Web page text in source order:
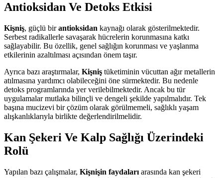
Antioksidan Ve Detoks Etkisi
Kişniş, güçlü birantioksidan kaynağı olarak gösterilmektedir.
Serbest radikallerle savaşarak hücrelerin korunmasına katkı
sağlayabilir. Bu özellik, genel sağlığın korunması ve yaşlanma
etkilerinin azaltılması açısından önem taşır.
Ayrıca bazı araştırmalar, Kişniş tüketiminin vücuttan ağır metallerin
atılmasına yardımcı olabileceğini öne sürmektedir. Bu nedenle
detoks programlarında yer verilebilmektedir. Ancak bu tür
uygulamalar mutlaka bilinçli ve dengeli şekilde yapılmalıdır. Tek
başına mucizevi bir çözüm olarak görülmemeli, sağlıklı yaşam
alışkanlıklarıyla birlikte değerlendirilmelidir.
Kan Şekeri Ve Kalp Sağlığı Üzerindeki
Rolü
Yapılan bazı çalışmalar, Kişnişin faydaları arasında kan şekeri